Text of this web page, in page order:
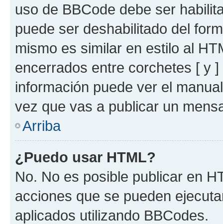
uso de BBCode debe ser
puede ser deshabilitado del
mismo es similar en estilo al
encerrados entre corchetes [ y
información puede ver el
vez que vas a publicar un
Arriba
¿Puedo usar HTML?
No. No es posible publicar en
acciones que se pueden
aplicados utilizando BBCodes.